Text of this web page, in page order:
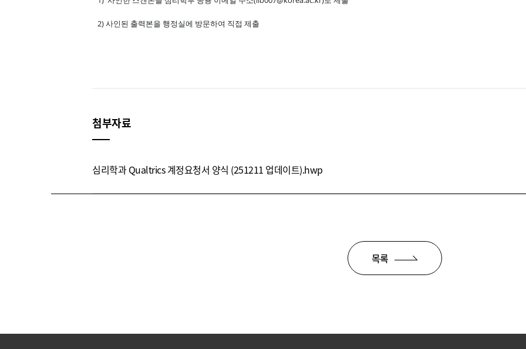
2) 사인된 출력본을 행정실에 방문하여 직접 제출
첨부자료
심리학과 Qualtrics 계정요청서 양식 (251211 업데이트).hwp
목록